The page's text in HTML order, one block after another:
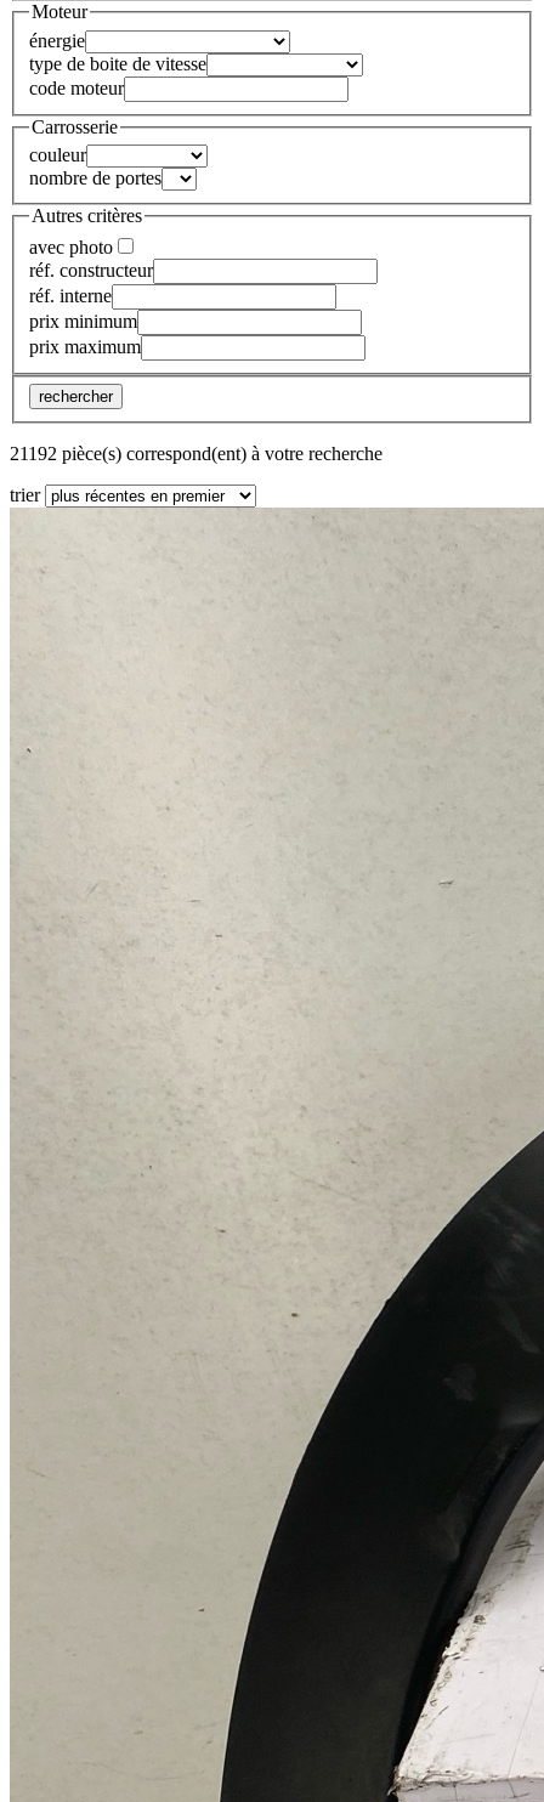
Moteur
énergie
type de boite de vitesse
code moteur
Carrosserie
couleur
nombre de portes
Autres critères
avec photo
réf. constructeur
réf. interne
prix minimum
prix maximum
rechercher
21192 pièce(s) correspond(ent) à votre recherche
trier